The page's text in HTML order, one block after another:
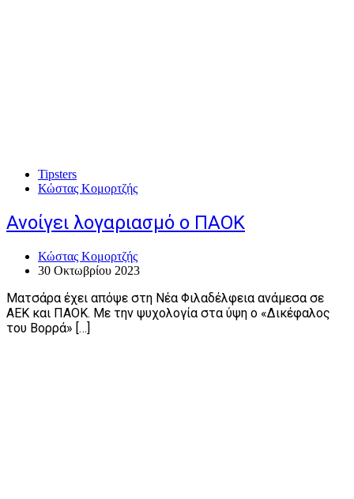
Tipsters
Κώστας Κομορτζής
Ανοίγει λογαριασμό ο ΠΑΟΚ
Κώστας Κομορτζής
30 Οκτωβρίου 2023
Ματσάρα έχει απόψε στη Νέα Φιλαδέλφεια ανάμεσα σε
ΑΕΚ και ΠΑΟΚ. Με την ψυχολογία στα ύψη ο «Δικέφαλος
του Βορρά» […]